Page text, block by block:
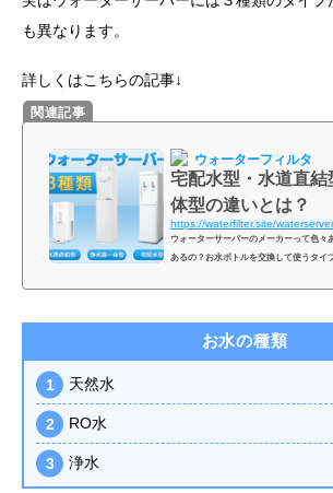
も異なります。
詳しくはこちらの記事↓
ウォーターフィルタ
宅配水型・水道直結
体型の違いとは？
https://waterfilter.site/
ウォーターサーバーのメーカーって色々
あるの？お水ボトルを交換して使うタイ
あります。 ３種類のウォーターサーバー
道直結型ウォーターサーバー浄水器一体
お水の種類
天然水
RO水
浄水